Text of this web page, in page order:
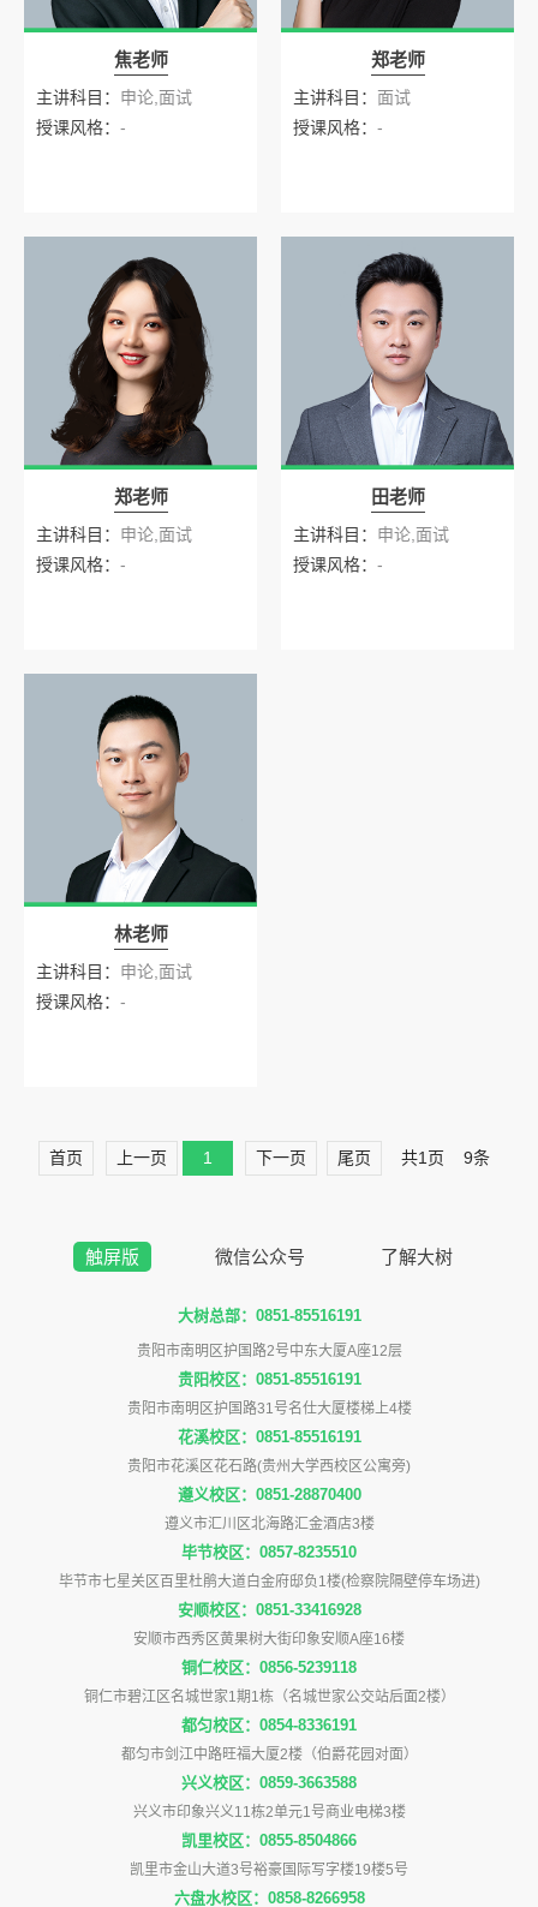
焦老师
主讲科目： 申论,面试
授课风格： -
郑老师
主讲科目： 面试
授课风格： -
郑老师
主讲科目： 申论,面试
授课风格： -
田老师
主讲科目： 申论,面试
授课风格： -
林老师
主讲科目： 申论,面试
授课风格： -
首页 上一页 1 下一页 尾页 共1页 9条
触屏版 微信公众号 了解大树
大树总部：0851-85516191
贵阳市南明区护国路2号中东大厦A座12层
贵阳校区：0851-85516191
贵阳市南明区护国路31号名仕大厦楼梯上4楼
花溪校区：0851-85516191
贵阳市花溪区花石路(贵州大学西校区公寓旁)
遵义校区：0851-28870400
遵义市汇川区北海路汇金酒店3楼
毕节校区：0857-8235510
毕节市七星关区百里杜鹃大道白金府邸负1楼(检察院隔壁停车场进)
安顺校区：0851-33416928
安顺市西秀区黄果树大街印象安顺A座16楼
铜仁校区：0856-5239118
铜仁市碧江区名城世家1期1栋（名城世家公交站后面2楼）
都匀校区：0854-8336191
都匀市剑江中路旺福大厦2楼（伯爵花园对面）
兴义校区：0859-3663588
兴义市印象兴义11栋2单元1号商业电梯3楼
凯里校区：0855-8504866
凯里市金山大道3号裕豪国际写字楼19楼5号
六盘水校区：0858-8266958